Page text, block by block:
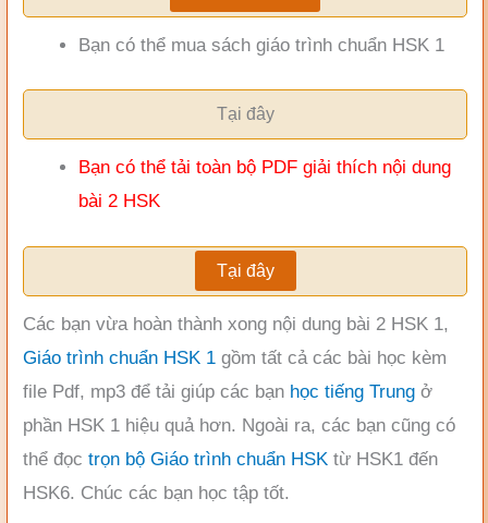
Bạn có thể mua sách giáo trình chuẩn HSK 1
Tại đây
Bạn có thể tải toàn bộ PDF giải thích nội dung
bài 2 HSK
Tại đây
Các bạn vừa hoàn thành xong nội dung bài 2 HSK 1,
Giáo trình chuẩn HSK 1 gồm tất cả các bài học kèm
file Pdf, mp3 để tải giúp các bạn học tiếng Trung ở
phần HSK 1 hiệu quả hơn. Ngoài ra, các bạn cũng có
thể đọc trọn bộ Giáo trình chuẩn HSK từ HSK1 đến
HSK6. Chúc các bạn học tập tốt.